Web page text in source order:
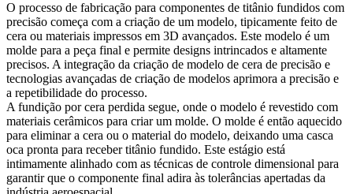
O processo de fabricação para componentes de titânio fundidos com
precisão começa com a criação de um modelo, tipicamente feito de
cera ou materiais impressos em 3D avançados. Este modelo é um
molde para a peça final e permite designs intrincados e altamente
precisos. A integração da criação de modelo de cera de precisão e
tecnologias avançadas de criação de modelos aprimora a precisão e
a repetibilidade do processo.
A fundição por cera perdida segue, onde o modelo é revestido com
materiais cerâmicos para criar um molde. O molde é então aquecido
para eliminar a cera ou o material do modelo, deixando uma casca
oca pronta para receber titânio fundido. Este estágio está
intimamente alinhado com as técnicas de controle dimensional para
garantir que o componente final adira às tolerâncias apertadas da